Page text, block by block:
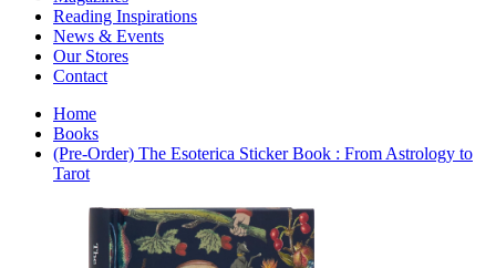
Japanese Stories
Jewelry & Watches
Lifestyle
Literary
Literary Essays
Literature
Magazines
management
Mathematics
media
Myth & Legend Told As Fiction
Natural History Books
Non Fiction
Reading Inspirations
News & Events
Our Stores
Contact
Home
Books
(Pre-Order) The Esoterica Sticker Book : From Astrology to
Tarot